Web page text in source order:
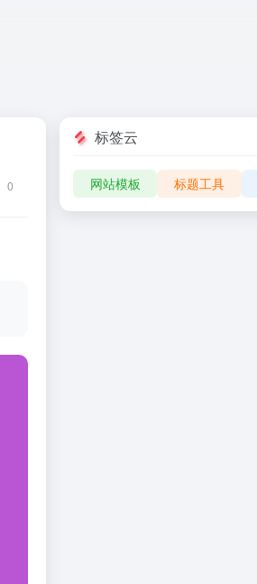
0
标签云
网站模板 标题工具